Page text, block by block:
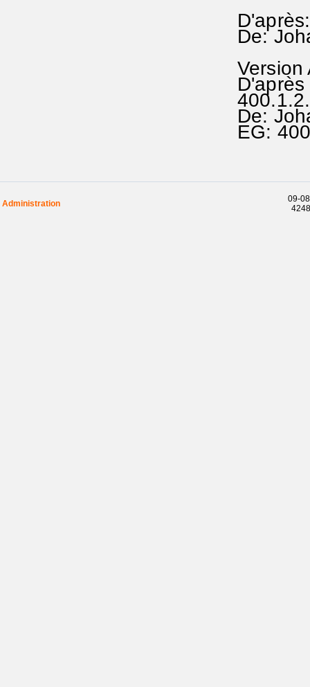
De:
Version
De:
EG:
Administration
09-